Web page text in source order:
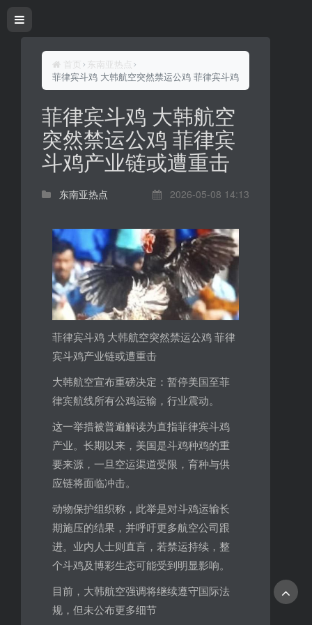
首页
东南亚热点
菲律宾斗鸡 大韩航空突然禁运公鸡 菲律宾斗鸡产业链或遭重击
菲律宾斗鸡 大韩航空
突然禁运公鸡 菲律宾
斗鸡产业链或遭重击
东南亚热点 2026-05-08 14:13
菲律宾斗鸡 大韩航空突然禁运公鸡 菲律
宾斗鸡产业链或遭重击
大韩航空宣布重磅决定：暂停美国至菲
律宾航线所有公鸡运输，行业震动。
这一举措被普遍解读为直指菲律宾斗鸡
产业。长期以来，美国是斗鸡种鸡的重
要来源，一旦空运渠道受限，育种与供
应链将面临冲击。
动物保护组织称，此举是对斗鸡运输长
期施压的结果，并呼吁更多航空公司跟
进。业内人士则直言，若禁运持续，整
个斗鸡及博彩生态可能受到明显影响。
目前，大韩航空强调将继续遵守国际法
规，但未公布更多细节